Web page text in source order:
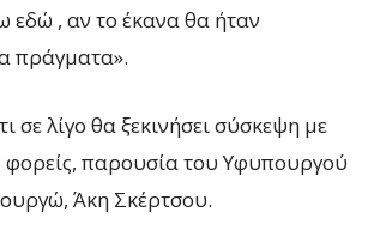
εδώ , αν το έκανα θα ήταν
πράγματα».
σε λίγο θα ξεκινήσει σύσκεψη με
παρουσία του Υφυπουργού
Άκη Σκέρτσου.